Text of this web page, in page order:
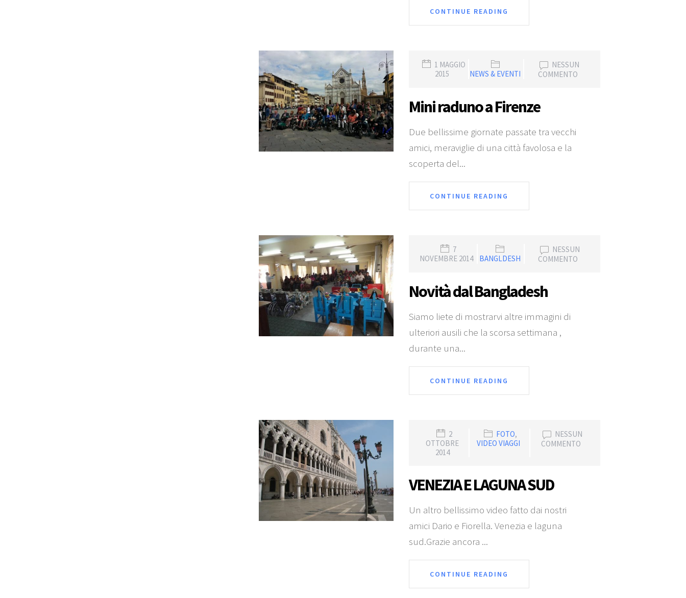
CONTINUE READING
1 MAGGIO
2015
NEWS & EVENTI
NESSUN
COMMENTO
Mini raduno a Firenze
Due bellissime giornate passate tra vecchi
amici, meraviglie di una città favolosa e la
scoperta del...
CONTINUE READING
7
NOVEMBRE 2014
BANGLDESH
NESSUN
COMMENTO
Novità dal Bangladesh
Siamo liete di mostrarvi altre immagini di
ulteriori ausili che la scorsa settimana ,
durante una...
CONTINUE READING
2
OTTOBRE
2014
FOTO,
VIDEO VIAGGI
NESSUN
COMMENTO
VENEZIA E LAGUNA SUD
Un altro bellissimo video fatto dai nostri
amici Dario e Fiorella. Venezia e laguna
sud.Grazie ancora ...
CONTINUE READING